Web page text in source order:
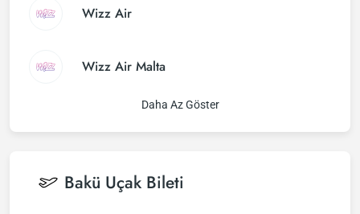
Wizz Air
Wizz Air Malta
Daha Az Göster
Bakü Uçak Bileti